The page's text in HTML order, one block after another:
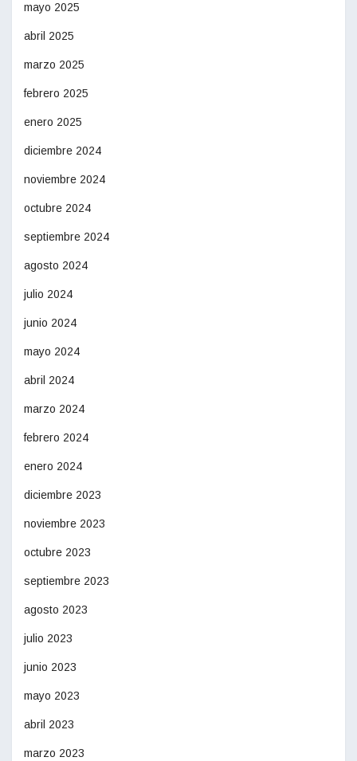
mayo 2025
abril 2025
marzo 2025
febrero 2025
enero 2025
diciembre 2024
noviembre 2024
octubre 2024
septiembre 2024
agosto 2024
julio 2024
junio 2024
mayo 2024
abril 2024
marzo 2024
febrero 2024
enero 2024
diciembre 2023
noviembre 2023
octubre 2023
septiembre 2023
agosto 2023
julio 2023
junio 2023
mayo 2023
abril 2023
marzo 2023